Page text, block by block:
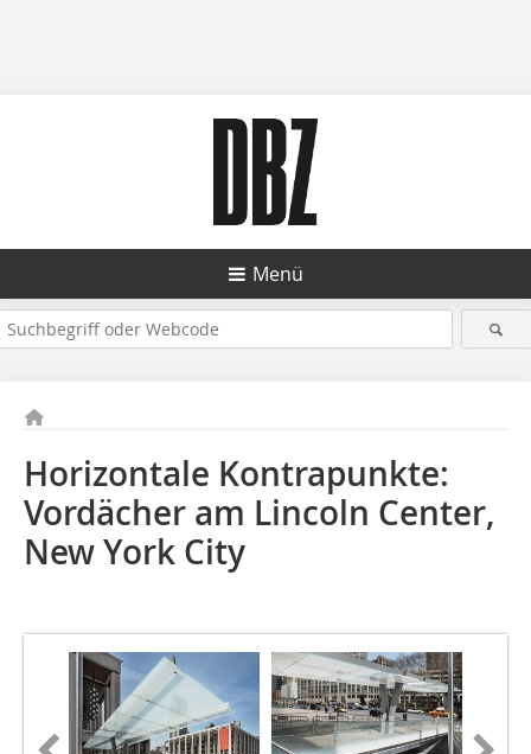
Menü
Horizontale Kontrapunkte:
Vordächer am Lincoln Center,
New York City